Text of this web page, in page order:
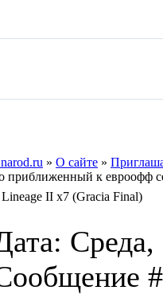
» О сайте »
приближенный к евроофф
II х7 (Gracia Final)